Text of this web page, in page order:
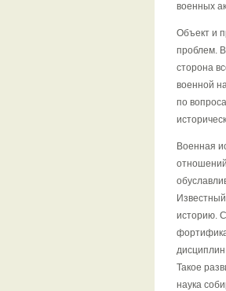
военных
Объект и
проблем.
сторона
военной
по
Военная
историю.
Такое
наука